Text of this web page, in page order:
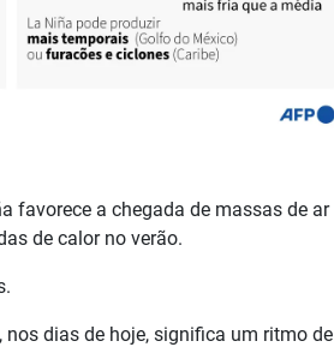
favorece a chegada de massas de ar
de calor no verão.
dias de hoje, significa um ritmo de